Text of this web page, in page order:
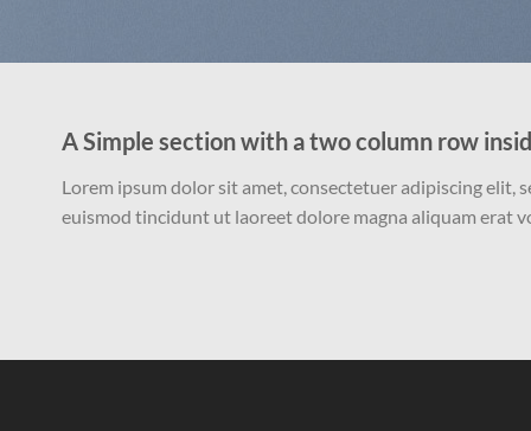
A Simple section with a two column row
Lorem ipsum dolor sit amet, consectetuer adipiscing elit,
euismod tincidunt ut laoreet dolore magna aliquam erat